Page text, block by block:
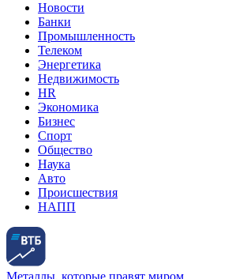
Новости
Банки
Промышленность
Телеком
Энергетика
Недвижимость
HR
Экономика
Бизнес
Спорт
Общество
Наука
Авто
Происшествия
НАПП
Металлы, которые правят миром